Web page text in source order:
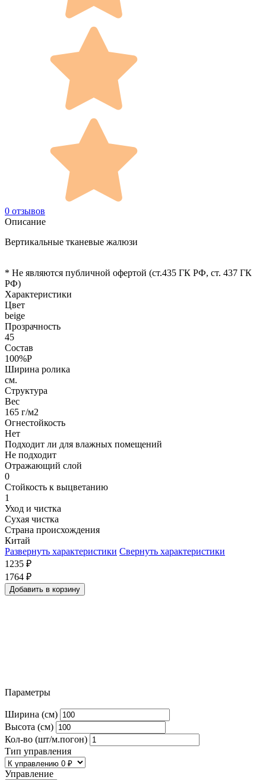
0 отзывов
Описание
Вертикальные тканевые жалюзи
* Не являются публичной офертой (ст.435 ГК РФ, cт. 437 ГК
РФ)
Характеристики
Цвет
beige
Прозрачность
45
Состав
100%P
Ширина ролика
см.
Структура
Вес
165 г/м2
Огнестойкость
Нет
Подходит ли для влажных помещений
Не подходит
Отражающий слой
0
Стойкость к выцветанию
1
Уход и чистка
Сухая чистка
Страна происхождения
Китай
Развернуть характеристики Свернуть характеристики
1235 ₽
1764 ₽
Добавить в корзину
Параметры
Ширина (см)
Высота (см)
Кол-во (шт/м.погон)
Тип управления
Управление